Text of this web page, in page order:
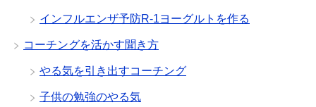
インフルエンザ予防R-1ヨーグルトを作る
コーチングを活かす聞き方
やる気を引き出すコーチング
子供の勉強のやる気